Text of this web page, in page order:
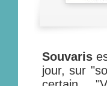
Souvaris
jour, sur